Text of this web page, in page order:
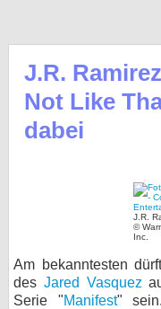
J.R.
Not Like
dabei
J.R.
©
Inc.
Am bekanntesten
des Jared Vasquez
Serie "Manifest"